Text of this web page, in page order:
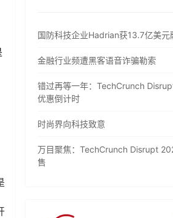
国防科技企业Hadrian获13.7亿美元
金融行业频遭黑客语音诈骗勒索
错过再等一年：TechCrunch
优惠倒计时
时尚界向科技致意
万目聚焦：TechCrunch Disrupt
售